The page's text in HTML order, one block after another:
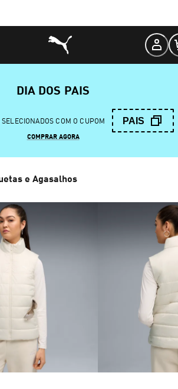
DIA DOS PAIS
COM O CUPOM PAIS
COMPRAR AGORA
e Agasalhos